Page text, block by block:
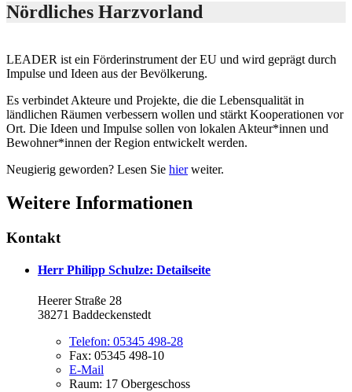
Nördliches Harzvorland
LEADER ist ein Förderinstrument der EU und wird geprägt durch
Impulse und Ideen aus der Bevölkerung.
Es verbindet Akteure und Projekte, die die Lebensqualität in
ländlichen Räumen verbessern wollen und stärkt Kooperationen vor
Ort. Die Ideen und Impulse sollen von lokalen Akteur*innen und
Bewohner*innen der Region entwickelt werden.
Neugierig geworden? Lesen Sie hierweiter.
Weitere Informationen
Kontakt
Herr Philipp Schulze: Detailseite
Heerer Straße 28
38271 Baddeckenstedt
Telefon: 05345 498-28
Fax: 05345 498-10
E-Mail
Raum: 17 Obergeschoss